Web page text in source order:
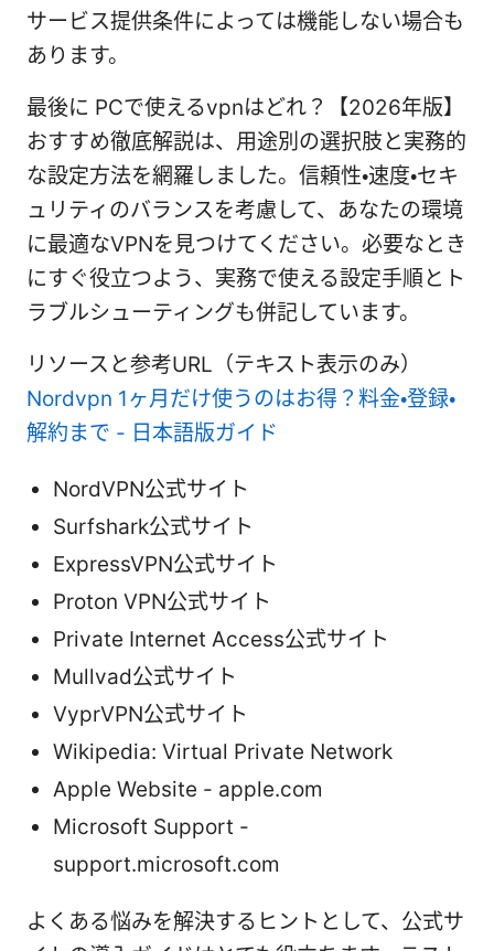
サービス提供条件によっては機能しない場合も
あります。
最後に PCで使えるvpnはどれ？【2026年版】
おすすめ徹底解説は、用途別の選択肢と実務的
な設定方法を網羅しました。信頼性・速度・セキ
ュリティのバランスを考慮して、あなたの環境
に最適なVPNを見つけてください。必要なとき
にすぐ役立つよう、実務で使える設定手順とト
ラブルシューティングも併記しています。
リソースと参考URL（テキスト表示のみ）
Nordvpn 1ヶ月だけ使うのはお得？料金・登録・
解約まで - 日本語版ガイド
NordVPN公式サイト
Surfshark公式サイト
ExpressVPN公式サイト
Proton VPN公式サイト
Private Internet Access公式サイト
Mullvad公式サイト
VyprVPN公式サイト
Wikipedia: Virtual Private Network
Apple Website - apple.com
Microsoft Support -
support.microsoft.com
よくある悩みを解決するヒントとして、公式サ